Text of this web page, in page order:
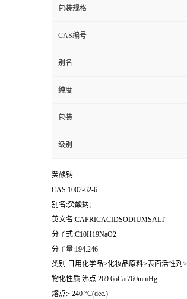
包装规格
CAS编号
别名
纯度
包装
级别
癸酸钠
CAS:1002-62-6
别名:癸酸鈉;
英文名:CAPRICACIDSODIUMSALT
分子式:C10H19NaO2
分子量:194.246
类别:日用化学品>化妆品原料>表面活性剂>
物化性质:沸点:269.6oCat760mmHg
熔点:~240 °C(dec.)